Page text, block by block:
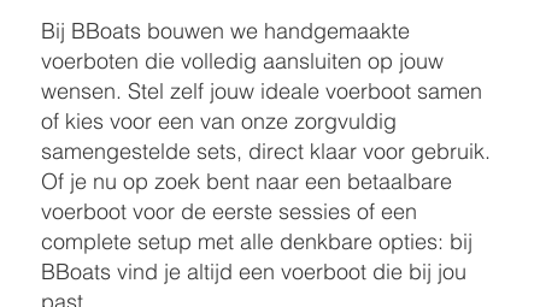
Bij BBoats bouwen we handgemaakte
voerboten die volledig aansluiten op jouw
wensen. Stel zelf jouw ideale voerboot samen
of kies voor een van onze zorgvuldig
samengestelde sets, direct klaar voor gebruik.
Of je nu op zoek bent naar een betaalbare
voerboot voor de eerste sessies of een
complete setup met alle denkbare opties: bij
BBoats vind je altijd een voerboot die bij jou